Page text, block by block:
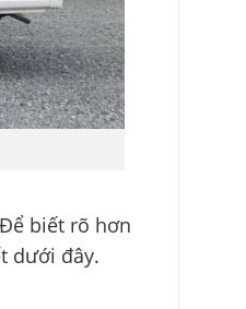
biết rõ hơn
dưới đây.